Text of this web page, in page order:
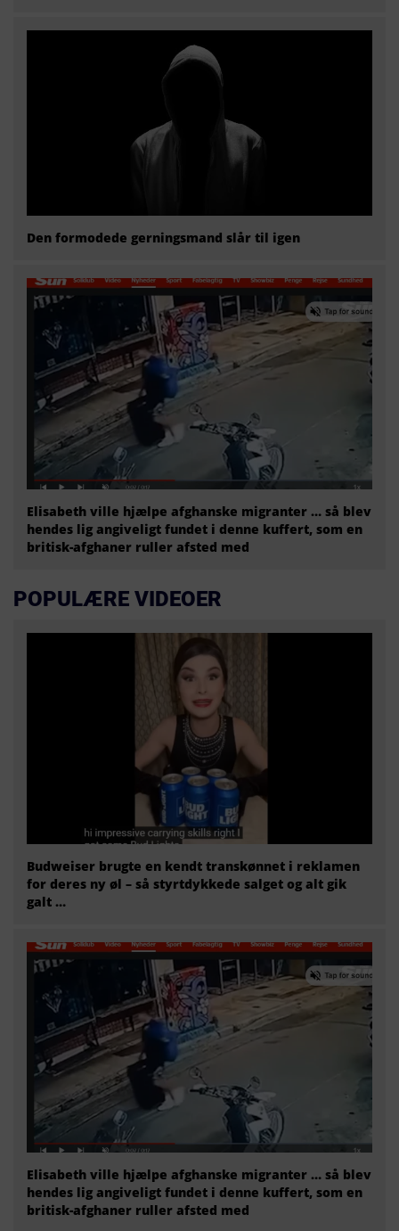
Den formodede gerningsmand slår til igen
Elisabeth ville hjælpe afghanske migranter … så blev
hendes lig angiveligt fundet i denne kuffert, som en
britisk-afghaner ruller afsted med
POPULÆRE VIDEOER
Budweiser brugte en kendt transkønnet i reklamen
for deres ny øl – så styrtdykkede salget og alt gik
galt …
Elisabeth ville hjælpe afghanske migranter … så blev
hendes lig angiveligt fundet i denne kuffert, som en
britisk-afghaner ruller afsted med